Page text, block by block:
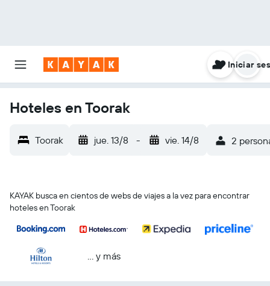
Iniciar
Hoteles en Toorak
Toorak jue. 13/8 - vie. 14/8 2
KAYAK busca en cientos de webs de viajes a la vez para encontrar
hoteles en Toorak
… y más